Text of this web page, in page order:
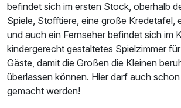
befindet sich im ersten Stock, oberhalb
Spiele, Stofftiere, eine große Kredetafel,
und auch ein Fernseher befindet sich im
kindergerecht gestaltetes Spielzimmer
Gäste, damit die Großen die Kleinen
überlassen können. Hier darf auch
gemacht werden!